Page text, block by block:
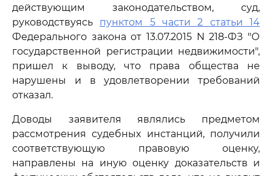
действующим законодательством, суд,
руководствуясь пунктом 5 части 2 статьи 14
Федерального закона от 13.07.2015 N 218-ФЗ "О
государственной регистрации недвижимости",
пришел к выводу, что права общества не
нарушены и в удовлетворении требований
отказал.
Доводы заявителя являлись предметом
рассмотрения судебных инстанций, получили
соответствующую правовую оценку,
направлены на иную оценку доказательств и